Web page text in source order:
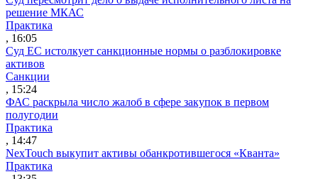
решение МКАС
Практика
, 16:05
Суд ЕС истолкует санкционные нормы о разблокировке
активов
Санкции
, 15:24
ФАС раскрыла число жалоб в сфере закупок в первом
полугодии
Практика
, 14:47
NexTouch выкупит активы обанкротившегося «Кванта»
Практика